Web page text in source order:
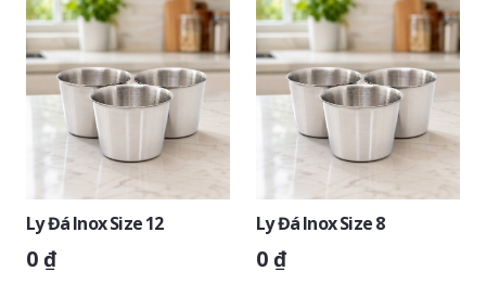
Ly Đá Inox Size 12
0₫
Ly Đá Inox Size 8
0₫